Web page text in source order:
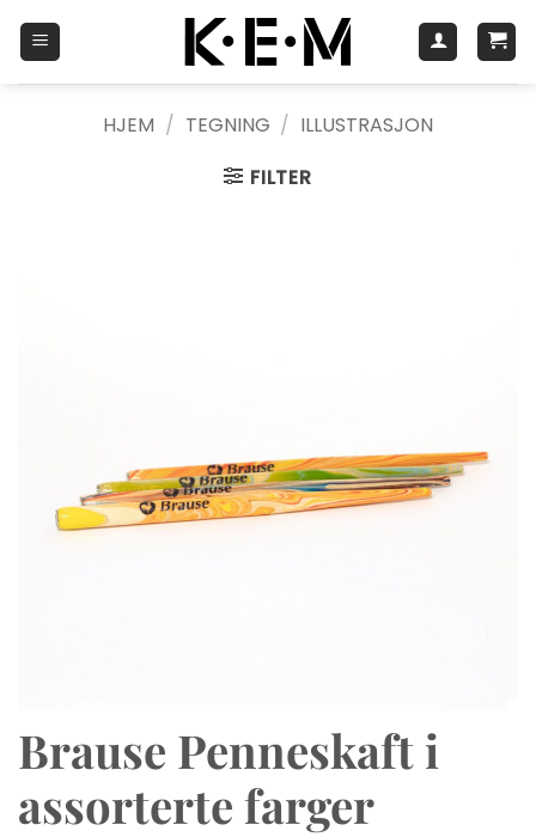
HJEM / TEGNING / ILLUSTRASJON
FILTER
Brause Penneskaft i
assorterte farger